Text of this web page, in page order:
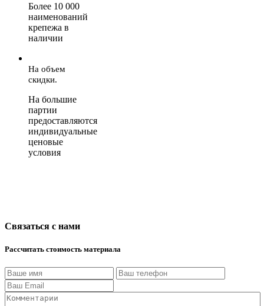
Более 10 000
наименований
крепежа в
наличии
На объем
скидки.
На большие
партии
предоставляются
индивидуальные
ценовые
условия
Связаться с нами
Рассчитать стоимость материала